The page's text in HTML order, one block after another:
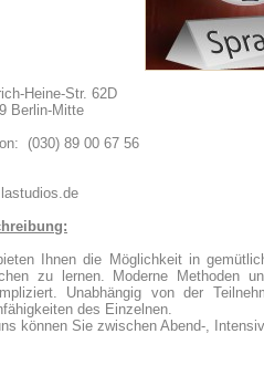
Heine-Str. 62D
Berlin-Mitte
(030) 89 00 67 56
Ihnen die Möglichkeit in
zu lernen. Moderne Methoden
Unabhängig von der
des Einzelnen.
können Sie zwischen Abend-,